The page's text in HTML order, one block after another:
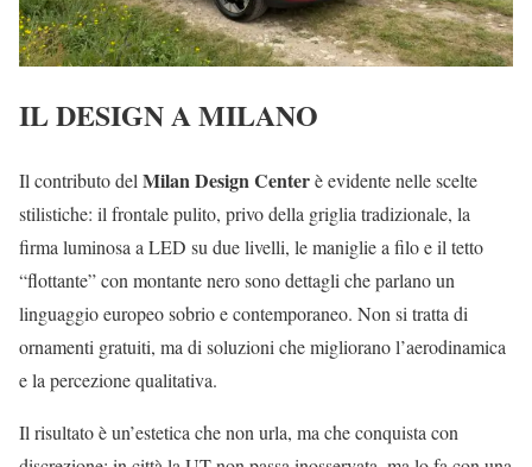
IL DESIGN A MILANO
Il contributo del Milan Design Centerè evidente nelle scelte
stilistiche: il frontale pulito, privo della griglia tradizionale, la
firma luminosa a LED su due livelli, le maniglie a filo e il tetto
“flottante” con montante nero sono dettagli che parlano un
linguaggio europeo sobrio e contemporaneo. Non si tratta di
ornamenti gratuiti, ma di soluzioni che migliorano l’aerodinamica
e la percezione qualitativa.
Il risultato è un’estetica che non urla, ma che conquista con